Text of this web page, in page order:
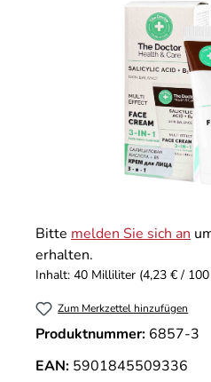
Bitte melden Sie sich an
erhalten.
Inhalt: 40 Milliliter (4,23 € /
Zum Merkzettel hinzufügen
Produktnummer: 6857-3
EAN: 5901845509336